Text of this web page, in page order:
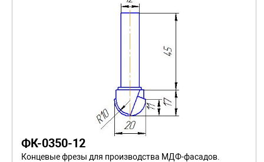
ФК-0350-12
Концевые фрезы для производства МДФ-фасадов.